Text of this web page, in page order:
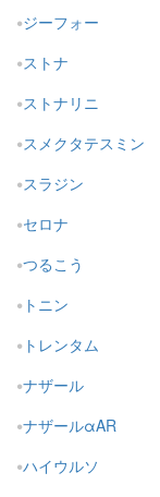
ジーフォー
ストナ
ストナリニ
スメクタテスミン
スラジン
セロナ
つるこう
トニン
トレンタム
ナザール
ナザールαAR
ハイウルソ